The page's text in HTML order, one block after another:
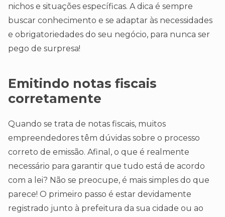
nichos e situações específicas. A dica é sempre
buscar conhecimento e se adaptar às necessidades
e obrigatoriedades do seu negócio, para nunca ser
pego de surpresa!
Emitindo notas fiscais
corretamente
Quando se trata de notas fiscais, muitos
empreendedores têm dúvidas sobre o processo
correto de emissão. Afinal, o que é realmente
necessário para garantir que tudo está de acordo
com a lei? Não se preocupe, é mais simples do que
parece! O primeiro passo é estar devidamente
registrado junto à prefeitura da sua cidade ou ao